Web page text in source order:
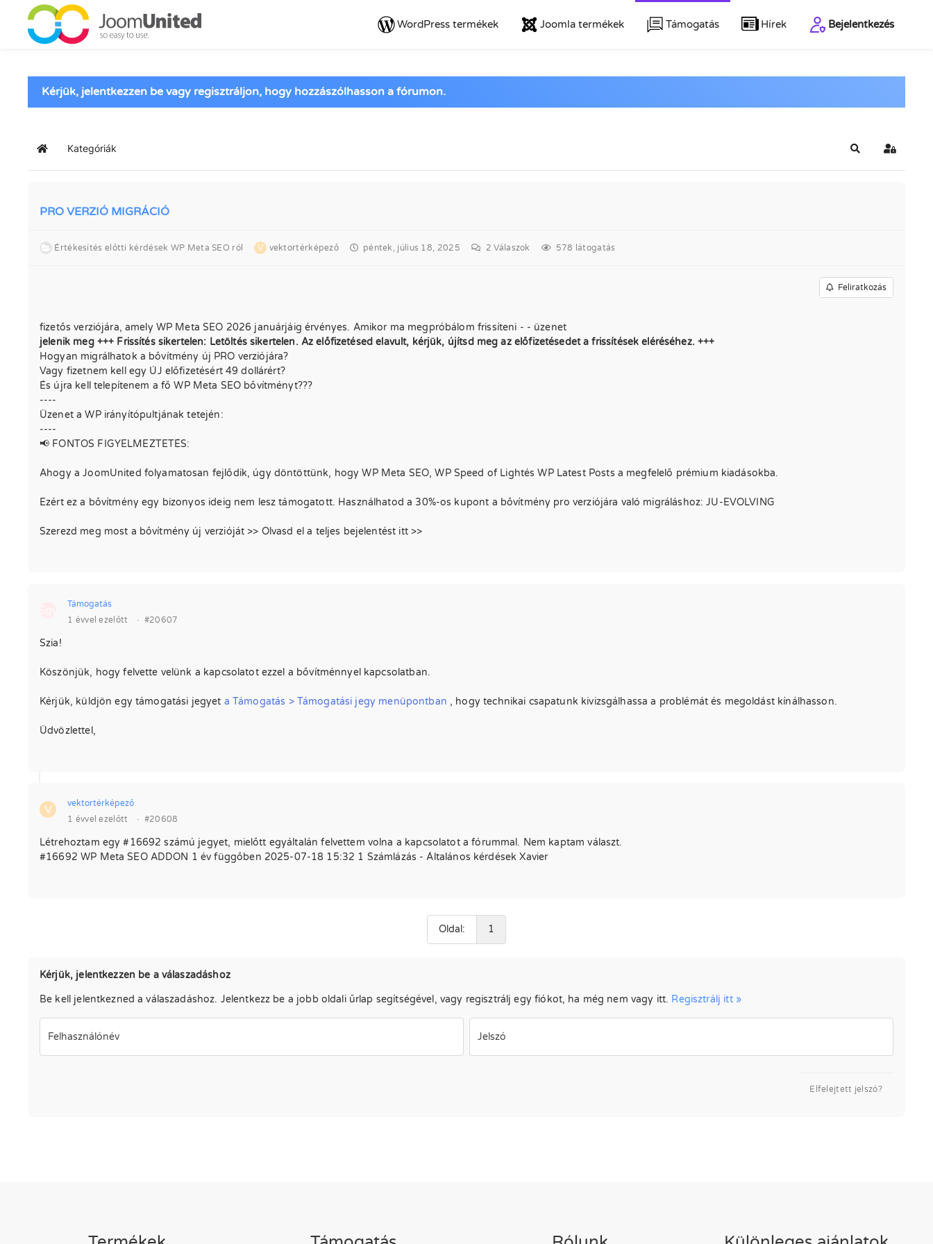
Ugrás a fő tartalomhoz
WordPress termékek Joomla termékek Támogatás Hírek Bejelentkezés
Kérjük, jelentkezzen be vagy regisztráljon, hogy hozzászólhasson a fórumon.
KezdőlapKategóriák Keresés
PRO VERZIÓ MIGRÁCIÓ
Értékesítés előtti kérdések WP Meta SEO ról V vektortérképező péntek, július 18, 2025 2 Válaszok 578 látogatás
Feliratkozás
fizetős verziójára, amely WP Meta SEO 2026 januárjáig érvényes. Amikor ma megpróbálom frissíteni - - üzenet
jelenik meg +++ Frissítés sikertelen: Letöltés sikertelen. Az előfizetésed elavult, kérjük, újítsd meg az előfizetésedet a frissítések eléréséhez. +++
Hogyan migrálhatok a bővítmény új PRO verziójára?
Vagy fizetnem kell egy ÚJ előfizetésért 49 dollárért?
És újra kell telepítenem a fő WP Meta SEO bővítményt???
----
Üzenet a WP irányítópultjának tetején:
----
📢 FONTOS FIGYELMEZTETÉS:
Ahogy a JoomUnited folyamatosan fejlődik, úgy döntöttünk, hogy WP Meta SEO, WP Speed of Lightés WP Latest Posts a megfelelő prémium kiadásokba.
Ezért ez a bővítmény egy bizonyos ideig nem lesz támogatott. Használhatod a 30%-os kupont a bővítmény pro verziójára való migráláshoz: JU-EVOLVING
Szerezd meg most a bővítmény új verzióját >> Olvasd el a teljes bejelentést itt >>
Támogatás
1 évvel ezelőtt
· #20607
Szia!
Köszönjük, hogy felvette velünk a kapcsolatot ezzel a bővítménnyel kapcsolatban.
Kérjük, küldjön egy támogatási jegyet a Támogatás > Támogatási jegy menüpontban , hogy technikai csapatunk kivizsgálhassa a problémát és megoldást kínálhasson.
Üdvözlettel,
V
vektortérképező
1 évvel ezelőtt
· #20608
Létrehoztam egy #16692 számú jegyet, mielőtt egyáltalán felvettem volna a kapcsolatot a fórummal. Nem kaptam választ.
#16692 WP Meta SEO ADDON 1 év függőben 2025-07-18 15:32 1 Számlázás - Általános kérdések Xavier
Oldal: 1
Kérjük, jelentkezzen be a válaszadáshoz
Be kell jelentkezned a válaszadáshoz. Jelentkezz be a jobb oldali űrlap segítségével, vagy regisztrálj egy fiókot, ha még nem vagy itt. Regisztrálj itt »
Felhasználónév Jelszó
Elfelejtett jelszó?